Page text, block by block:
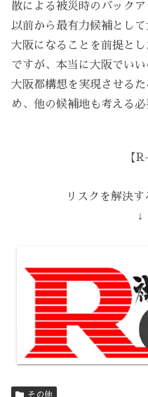
散による被災時のバック
以前から最有力候補とし
大阪になることを前提と
ですが、本当に大阪でい
大阪都構想を実現させる
め、他の候補地も考える必
【
リスクを解決
その他